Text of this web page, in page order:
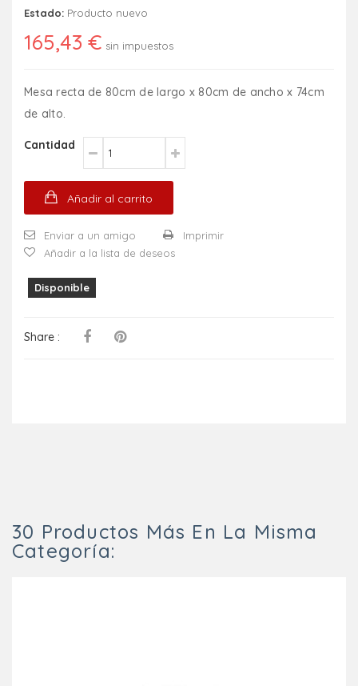
Estado: Producto nuevo
165,43 € sin impuestos
Mesa recta de 80cm de largo x 80cm de ancho x 74cm
de alto.
Cantidad
Añadir al carrito
Enviar a un amigo
Imprimir
Añadir a la lista de deseos
Disponible
Share :
30 Productos Más En La Misma
Categoría: